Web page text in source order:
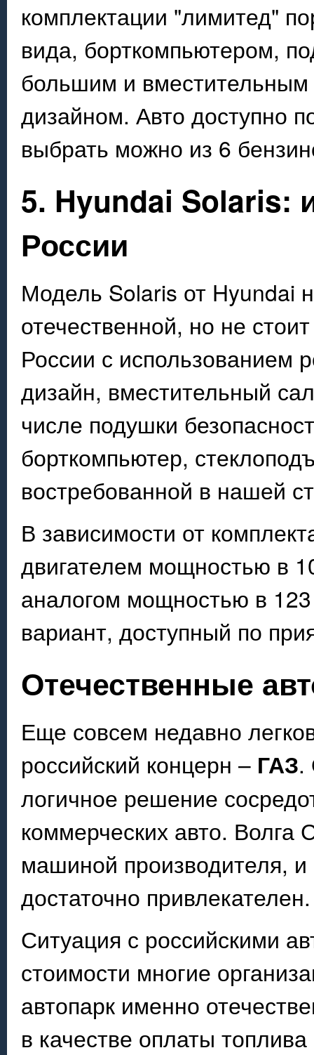
комплектации "лимитед"
вида, борткомпьютером,
большим и
дизайном. Авто доступно
выбрать можно из 6
5. Hyundai Solaris:
России
Модель Solaris от Hyundai
отечественной, но не
России с использованием
дизайн, вместительный
числе подушки
борткомпьютер,
востребованной в нашей
В зависимости от
двигателем мощностью в
аналогом мощностью в
вариант, доступный по
Отечественные
Еще совсем недавно
российский концерн – ГАЗ.
логичное решение
коммерческих авто. Волга
машиной производителя,
достаточно привлекателен.
Ситуация с российскими
стоимости многие
автопарк именно
в качестве оплаты